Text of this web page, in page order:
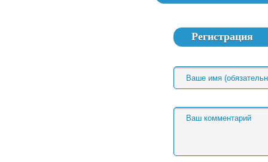
Регистрация